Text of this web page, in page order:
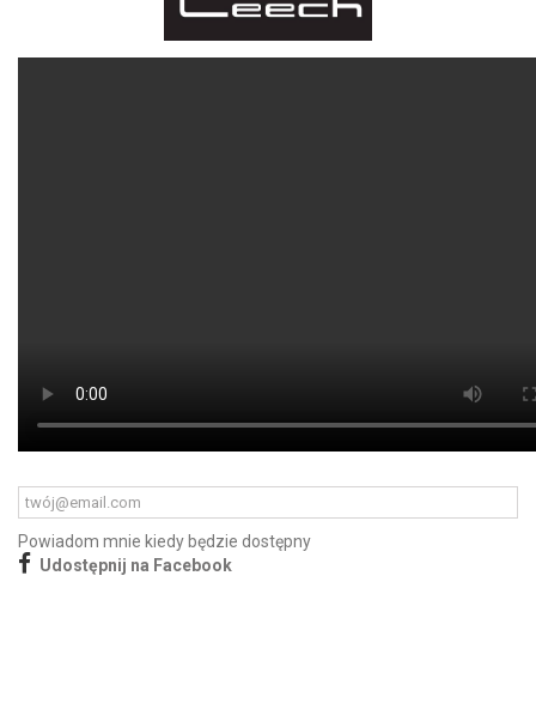
Powiadom mnie kiedy będzie dostępny
Udostępnij na Facebook